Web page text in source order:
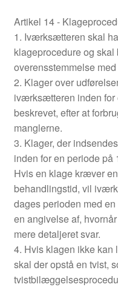
Artikel 14 -
1. Iværksætteren skal
klageprocedure og
overensstemmelse
2. Klager over
iværksætteren inden for
beskrevet, efter at
manglerne.
3. Klager, der
inden for en periode på
Hvis en klage kræver
behandlingstid, vil
dages perioden med
en angivelse af,
mere detaljeret svar.
4. Hvis klagen ikke
skal der opstå en tvist,